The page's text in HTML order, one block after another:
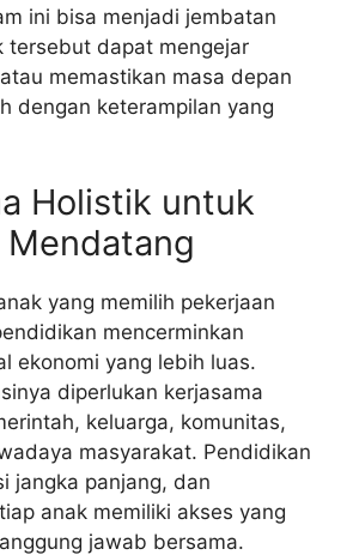
ini bisa menjadi jembatan
tersebut dapat mengejar
memastikan masa depan
dengan keterampilan yang
Holistik untuk
Mendatang
yang memilih pekerjaan
mencerminkan
ekonomi yang lebih luas.
diperlukan kerjasama
keluarga, komunitas,
masyarakat. Pendidikan
jangka panjang, dan
anak memiliki akses yang
jawab bersama.